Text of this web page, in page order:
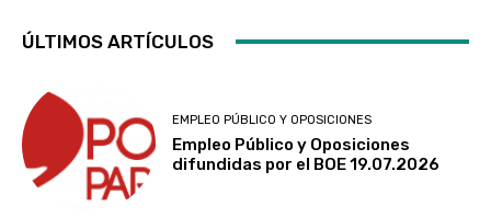
ÚLTIMOS ARTÍCULOS
EMPLEO PÚBLICO Y OPOSICIONES
Empleo Público y Oposiciones
difundidas por el BOE 19.07.2026